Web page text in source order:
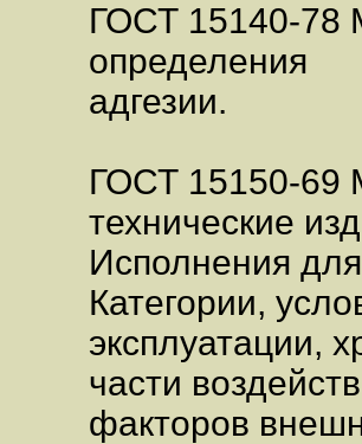
ГОСТ 15140-78
определения
адгезии.
ГОСТ 15150-69
технические
Исполнения
Категории,
эксплуатации,
части
факторов